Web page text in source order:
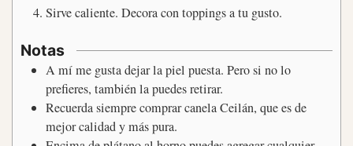
Sirve caliente. Decora con toppings a tu gusto.
Notas
A mí me gusta dejar la piel puesta. Pero si no lo
prefieres, también la puedes retirar.
Recuerda siempre comprar canela Ceilán, que es de
mejor calidad y más pura.